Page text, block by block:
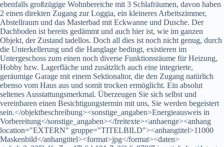
ebenfalls großzügige Wohnbereiche mit 3 Schlafräumen, davon haben
2 einen direkten Zugang zur Loggia, ein kleineres Arbeitszimmer,
Abstellraum und das Masterbad mit Eckwanne und Dusche. Der
Dachboden ist bereits gedämmt und auch hier ist, wie im ganzen
Objekt, der Zustand tadellos. Doch all dies ist noch nicht genug, durch
die Unterkellerung und die Hanglage bedingt, existieren im
Untergeschoss zum einen noch diverse Funktionsräume für Heizung,
Hobby bzw. Lagerfläche und zusätzlich auch eine integrierte,
geräumige Garage mit einem Sektionaltor, die den Zugang natürlich
ebenso vom Haus aus und somit trocken ermöglicht. Ein absolut
seltenes Ausstattungsmerkmal. Überzeugen Sie sich selbst und
vereinbaren einen Besichtigungstermin mit uns, Sie werden begeistert
sein.</objektbeschreibung><sonstige_angaben>Energieausweis in
Vorbereitung</sonstige_angaben></freitexte><anhaenge><anhang
location="EXTERN" gruppe="TITELBILD"><anhangtitel>11000
Maskenbild</anhangtitel><format>jpg</format><daten>